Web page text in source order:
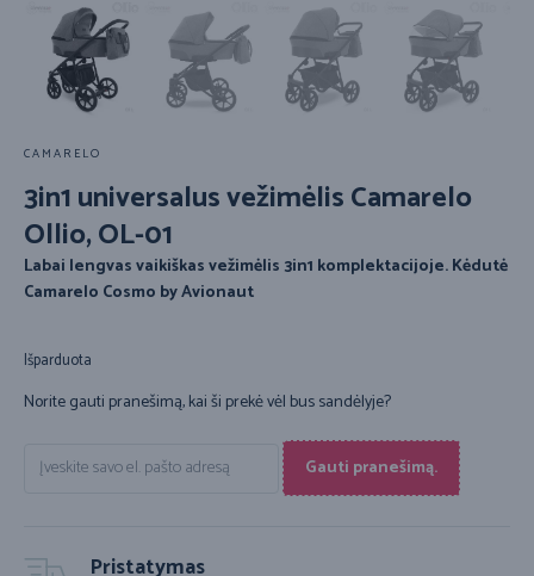
CAMARELO
3in1 universalus vežimėlis Camarelo
Ollio, OL-01
Labai lengvas vaikiškas vežimėlis 3in1 komplektacijoje.Kėdutė
Camarelo Cosmo by Avionaut
Išparduota
Norite gauti pranešimą, kai ši prekė vėl bus sandėlyje?
Gauti pranešimą.
Pristatymas